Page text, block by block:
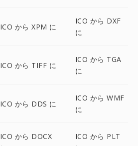
ICO から XPM に
ICO から DXF
に
ICO から TIFF に
ICO から TGA
に
ICO から DDS に
ICO から WMF
に
ICO から DOCX
ICO から PLT